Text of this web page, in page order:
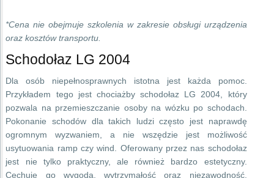
*Cena nie obejmuje szkolenia w zakresie obsługi urządzenia
oraz kosztów transportu.
Schodołaz LG 2004
Dla osób niepełnosprawnych istotna jest każda pomoc.
Przykładem tego jest chociażby schodołaz LG 2004, który
pozwala na przemieszczanie osoby na wózku po schodach.
Pokonanie schodów dla takich ludzi często jest naprawdę
ogromnym wyzwaniem, a nie wszędzie jest możliwość
usytuowania ramp czy wind. Oferowany przez nas schodołaz
jest nie tylko praktyczny, ale również bardzo estetyczny.
Cechuje go wygoda, wytrzymałość oraz niezawodność.